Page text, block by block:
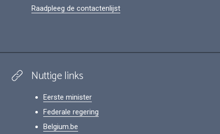
Raadpleeg de contactenlijst
Nuttige links
Eerste minister
Federale regering
Belgium.be